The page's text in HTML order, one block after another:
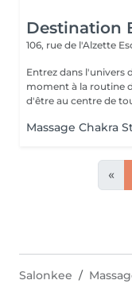
Destination
106, rue de l'Alzette
Entrez dans l'univers
moment à la routine du quotidien.
d'être au centre de
Massage Chakra
«
Salonkee